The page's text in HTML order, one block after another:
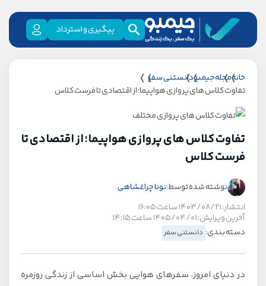
پیگیری و استرداد
خانهمجله جیمبودانستنی سفر
تفاوت کلاس های پروازی هواپیما؛ از اقتصادی تا فرست کلاس
تفاوت کلاس های پروازی هواپیما؛ از اقتصادی تا
فرست کلاس
نوشته شده توسط:نونا چراغشاهی
انتشار: ۱۴۰۳/۰۸/۲۱ ساعت ۱۶:۰۵
آخرین ویرایش: ۱۴۰۵/۰۴/۰۱ ساعت ۱۴:۱۵
دسته بندی: دانستنی سفر
در دنیای امروز، سفرهای هوایی بخش اساسی از زندگی روزمره